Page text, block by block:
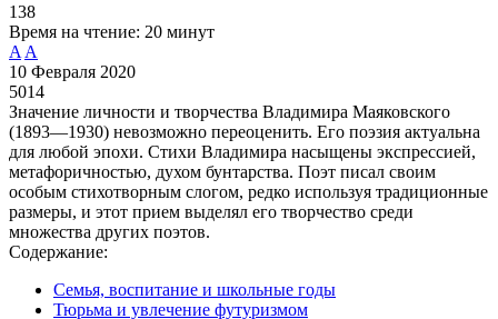
138
Время на чтение: 20 минут
A A
10 Февраля 2020
5014
Значение личности и творчества Владимира Маяковского
(1893—1930) невозможно переоценить. Его поэзия актуальна
для любой эпохи. Стихи Владимира насыщены экспрессией,
метафоричностью, духом бунтарства. Поэт писал своим
особым стихотворным слогом, редко используя традиционные
размеры, и этот прием выделял его творчество среди
множества других поэтов.
Содержание:
Семья, воспитание и школьные годы
Тюрьма и увлечение футуризмом